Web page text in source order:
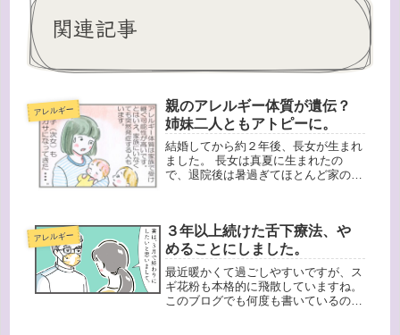
関連記事
アレルギー
親のアレルギー体質が遺伝？
姉妹二人ともアトピーに。
結婚してから約２年後、長女が生まれ
ました。 長女は真夏に生まれたの
で、退院後は暑過ぎてほとんど家の中
らもよく漏れて、１日２回くらいシャ
ワー...
アレルギー
３年以上続けた舌下療法、や
めることにしました。
最近暖かくて過ごしやすいですが、ス
ギ花粉も本格的に飛散していますね。
このブログでも何度も書いているので